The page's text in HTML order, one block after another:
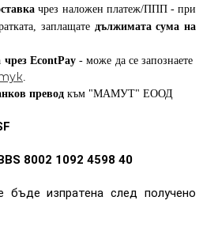
чрез наложен платеж/ППП - при
заплащате дължимата сума на
чрез EcontPay- може да се запознаете
превод към "МАМУТ" ЕООД
8002 1092 4598 40
бъде изпратена след получено